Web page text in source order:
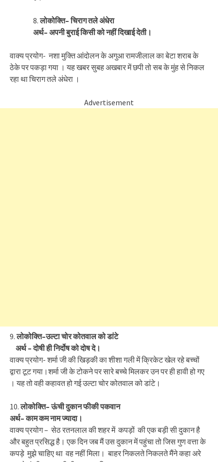
8.लोकोक्ति–चिरागतलेअंधेरा
अर्थ– अपनीबुराईकिसीकोनहींदिखाईदेती।
वाक्य प्रयोग- नशा मुक्ति आंदोलन के अगुआ रामजीलाल का बेटा शराब के
ठेके पर पकड़ा गया । यह खबर सुबह अखबार में छपी तो सब के मुंह से निकल
रहा था चिराग तले अंधेरा ।
Advertisement
9.लोकोक्ति–उल्टाचोरकोतवालकोडांटे
अर्थ–दोषीहीनिर्दोषकोदोषदे।
वाक्य प्रयोग- शर्मा जी की खिड़की का शीशा गली में क्रिकेट खेल रहे बच्चों
द्वारा टूट गया।शर्मा जी के टोकने पर सारे बच्चे मिलकर उन पर ही हावी हो गए
। यह तो वही कहावत हो गई उल्टा चोर कोतवाल को डांटे।
10.लोकोक्ति–ऊंचीदुकानफीकीपकवान
अर्थ–कामकमनामज्यादा।
वाक्य प्रयोग – सेठ रतनलाल की शहर में कपड़ों की एक बड़ी सी दुकान है
और बहुत प्रसिद्ध है। एक दिन जब मैं उस दुकान में पहुंचा तो जिस गुण वत्ता के
कपड़े मुझे चाहिए था वह नहीं मिला। बाहर निकलते निकलते मैंने कहा अरे